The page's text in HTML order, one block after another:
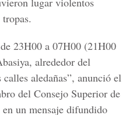
23H00 a 07H00 (21H00
alrededor del
aledañas”, anunció el
del Consejo Superior de
un mensaje difundido